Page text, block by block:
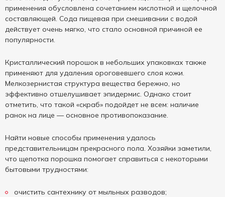
применения обусловлена сочетанием кислотной и щелочной
составляющей. Сода пищевая при смешивании с водой
действует очень мягко, что стало основной причиной ее
популярности.
Кристаллический порошок в небольших упаковках также
применяют для удаления ороговевшего слоя кожи.
Мелкозернистая структура вещества бережно, но
эффективно отшелушивает эпидермис. Однако стоит
отметить, что такой «скраб» подойдет не всем: наличие
ранок на лице — основное противопоказание.
Найти новые способы применения удалось
представительницам прекрасного пола. Хозяйки заметили,
что щепотка порошка помогает справиться с некоторыми
бытовыми трудностями:
очистить сантехнику от мыльных разводов;